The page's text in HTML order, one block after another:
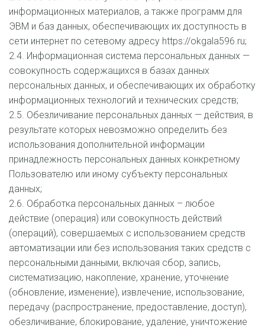
информационных материалов, а также программ для
ЭВМ и баз данных, обеспечивающих их доступность в
сети интернет по сетевому адресу https://okgala596.ru;
2.4. Информационная система персональных данных —
совокупность содержащихся в базах данных
персональных данных, и обеспечивающих их обработку
информационных технологий и технических средств;
2.5. Обезличивание персональных данных — действия, в
результате которых невозможно определить без
использования дополнительной информации
принадлежность персональных данных конкретному
Пользователю или иному субъекту персональных
данных;
2.6. Обработка персональных данных – любое
действие (операция) или совокупность действий
(операций), совершаемых с использованием средств
автоматизации или без использования таких средств с
персональными данными, включая сбор, запись,
систематизацию, накопление, хранение, уточнение
(обновление, изменение), извлечение, использование,
передачу (распространение, предоставление, доступ),
обезличивание, блокирование, удаление, уничтожение